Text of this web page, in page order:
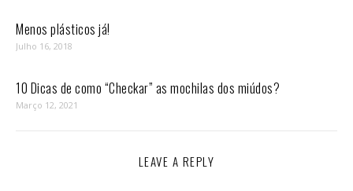
Menos plásticos já!
Julho 16, 2018
10 Dicas de como “Checkar” as mochilas dos miúdos?
Março 12, 2021
LEAVE A REPLY